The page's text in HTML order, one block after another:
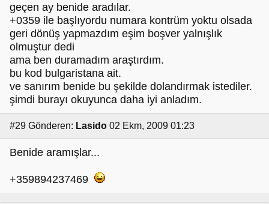
geçen ay benide aradılar.
+0359 ile başlıyordu numara kontrüm yoktu olsada
geri dönüş yapmazdım eşim boşver yalnışlık
olmuştur dedi
ama ben duramadım araştırdım.
bu kod bulgaristana ait.
ve sanırım benide bu şekilde dolandırmak istediler.
şimdi burayı okuyunca daha iyi anladım.
#29 Gönderen: Lasido 02 Ekm, 2009 01:23
Benide aramışlar...
+359894237469